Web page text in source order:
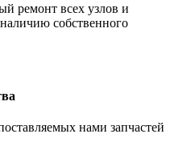
ремонт всех узлов и
собственного
нами запчастей